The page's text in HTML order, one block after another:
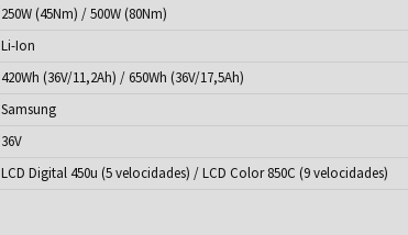
250W (45Nm) / 500W (80Nm)
Li-Ion
420Wh (36V/11,2Ah) / 650Wh (36V/17,5Ah)
Samsung
36V
LCD Digital 450u (5 velocidades) / LCD Color 850C (9 velocidades)